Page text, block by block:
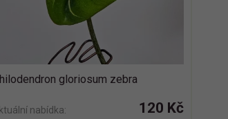
gloriosum zebra
nabídka: 120 Kč